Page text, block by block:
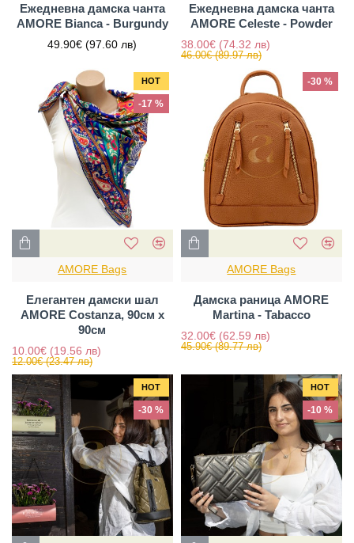
Ежедневна дамска чанта
AMORE Bianca - Burgundy
49.90€(97.60 лв)
Ежедневна дамска чанта
AMORE Celeste - Powder
38.00€ (74.32 лв)
46.00€(89.97 лв)
HOT
-17 %
AMORE Bags
Елегантен дамски шал
AMORE Costanza, 90см х
90см
10.00€ (19.56 лв)
12.00€(23.47 лв)
-30 %
AMORE Bags
Дамска раница AMORE
Martina - Tabacco
32.00€ (62.59 лв)
45.90€(89.77 лв)
HOT
-30 %
HOT
-10 %